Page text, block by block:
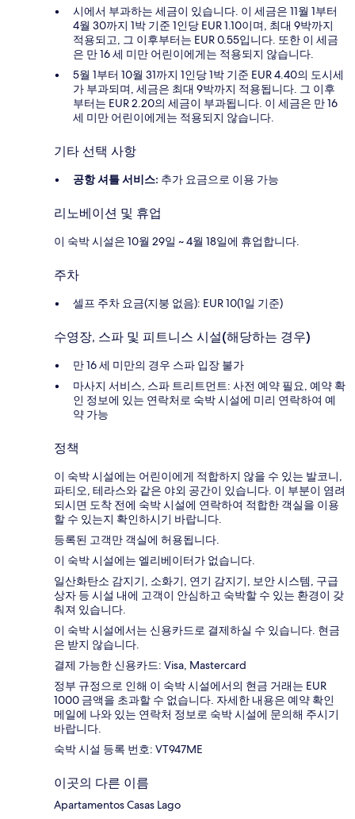
시에서 부과하는 세금이 있습니다. 이 세금은 11월 1부터
4월 30까지 1박 기준 1인당 EUR 1.10이며, 최대 9박까지
적용되고, 그 이후부터는 EUR 0.55입니다. 또한 이 세금
은 만 16 세 미만 어린이에게는 적용되지 않습니다.
5월 1부터 10월 31까지 1인당 1박 기준 EUR 4.40의 도시세
가 부과되며, 세금은 최대 9박까지 적용됩니다. 그 이후
부터는 EUR 2.20의 세금이 부과됩니다. 이 세금은 만 16
세 미만 어린이에게는 적용되지 않습니다.
기타 선택 사항
공항 셔틀 서비스: 추가 요금으로 이용 가능
리노베이션 및 휴업
이 숙박 시설은 10월 29일 ~ 4월 18일에 휴업합니다.
주차
셀프 주차 요금(지붕 없음): EUR 10(1일 기준)
수영장, 스파 및 피트니스 시설(해당하는 경우)
만 16 세 미만의 경우 스파 입장 불가
마사지 서비스, 스파 트리트먼트: 사전 예약 필요, 예약 확
인 정보에 있는 연락처로 숙박 시설에 미리 연락하여 예
약 가능
정책
이 숙박 시설에는 어린이에게 적합하지 않을 수 있는 발코니,
파티오, 테라스와 같은 야외 공간이 있습니다. 이 부분이 염려
되시면 도착 전에 숙박 시설에 연락하여 적합한 객실을 이용
할 수 있는지 확인하시기 바랍니다.
등록된 고객만 객실에 허용됩니다.
이 숙박 시설에는 엘리베이터가 없습니다.
일산화탄소 감지기, 소화기, 연기 감지기, 보안 시스템, 구급
상자 등 시설 내에 고객이 안심하고 숙박할 수 있는 환경이 갖
춰져 있습니다.
이 숙박 시설에서는 신용카드로 결제하실 수 있습니다. 현금
은 받지 않습니다.
결제 가능한 신용카드: Visa, Mastercard
정부 규정으로 인해 이 숙박 시설에서의 현금 거래는 EUR
1000 금액을 초과할 수 없습니다. 자세한 내용은 예약 확인
메일에 나와 있는 연락처 정보로 숙박 시설에 문의해 주시기
바랍니다.
숙박 시설 등록 번호: VT947ME
이곳의 다른 이름
Apartamentos Casas Lago